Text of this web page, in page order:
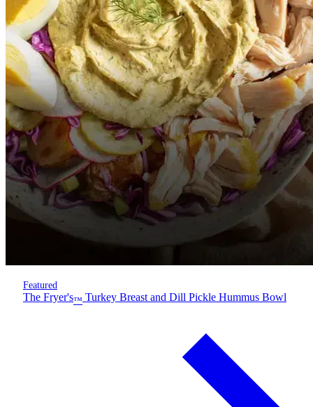
Featured
The Fryer's™ Turkey Breast and Dill Pickle Hummus Bowl